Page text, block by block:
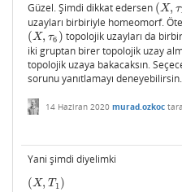
Güzel. Şimdi dikkat edersen (X, τ
(X,τ1),
uzayları birbiriyle homeomorf.
(X, τ6 )
(X,τ6)
topolojik uzayları da
iki gruptan birer topolojik uzay
topolojik uzaya bakacaksın.
sorunu yanıtlamayı deneyebilirsin.
14 Haziran 2020 murad.ozkoc
Yani şimdi diyelimki
(X, T 1 )
(X, T1)